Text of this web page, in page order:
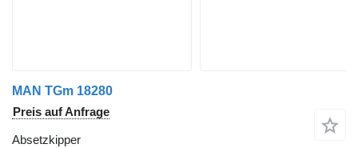
MAN TGm 18280
Preis auf Anfrage
Absetzkipper